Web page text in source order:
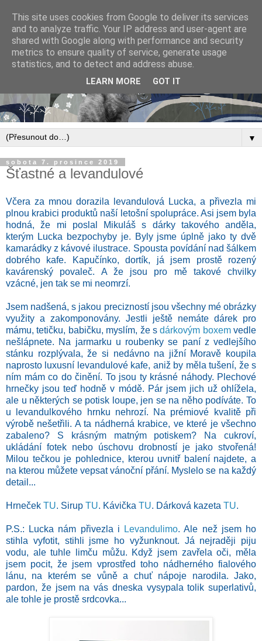
▼
sobota 7. prosince 2019
Šťastné a levandulové
Včera za mnou dorazila levandulová Lucka, a přivezla mi
plnou krabici produktů naší letošní spolupráce. Asi jsem byla
hodná, že mi poslal Mikuláš s dárky takového anděla,
kterým Lucka bezpochyby je. Byly jsme úplně jako ty dvě
kamarádky z kávové ilustrace. Spousta povídání nad šálkem
dobrého kafe. Kapučínko, dortík, já jsem prostě rozený
kavárenský povaleč. A že jsou pro mě takové chvilky
vzácné, jen tak se mi neomrzí.
Jsem nadšená, s jakou precizností jsou všechny mé obrázky
využity a zakomponovány. Jestli ještě nemáte dárek pro
mámu, tetičku, babičku, myslím, že sdárkovým boxemvedle
nešlápnete. Na jarmarku u roubenky se paní z vedlejšího
stánku rozplývala, že si nedávno na jižní Moravě koupila
naprosto luxusní levandulové kafe, aniž by měla tušení, že s
ním mám co do činění. To jsou ty krásné náhody. Plechové
hrnečky jsou teď hodně v módě. Pár jsem jich už ohlížela,
ale u některých se potisk loupe, jen se na něho podíváte. To
u levandulkového hrnku nehrozí. Na prémiové kvalitě při
výrobě nešetřili. A ta nádherná krabice, ve které je všechno
zabaleno? S krásným matným potiskem? Na cukroví,
ukládání fotek nebo úschovu drobností je jako stvořená!
Milou tečkou je pohlednice, kterou uvnitř balení najdete, a
na kterou můžete vepsat vánoční přání. Myslelo se na každý
detail...
Hrneček TU. Sirup TU. Kávička TU. Dárková kazeta TU.
P.S.: Lucka nám přivezla i Levandulimo. Ale než jsem ho
stihla vyfotit, stihli jsme ho vyžunknout. Já nejraději piju
vodu, ale tuhle limču můžu. Když jsem zavřela oči, měla
jsem pocit, že jsem vprostřed toho nádherného fialového
lánu, na kterém se vůně a chuť nápoje narodila. Jako,
pardon, že jsem na vás dneska vysypala tolik superlativů,
ale tohle je prostě srdcovka...
This site uses cookies from Google to deliver its services
and to analyze traffic. Your IP address and user-agent are
shared with Google along with performance and security
metrics to ensure quality of service, generate usage
statistics, and to detect and address abuse.
LEARN MORE GOT IT